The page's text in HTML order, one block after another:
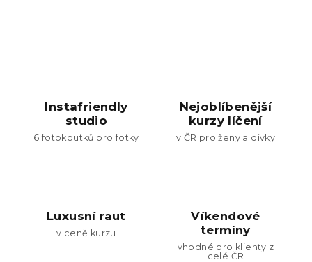
Instafriendly
studio
6 fotokoutků pro fotky
Nejoblíbenější
kurzy líčení
v ČR pro ženy a dívky
Luxusní raut
v ceně kurzu
Víkendové
termíny
vhodné pro klienty z
celé ČR